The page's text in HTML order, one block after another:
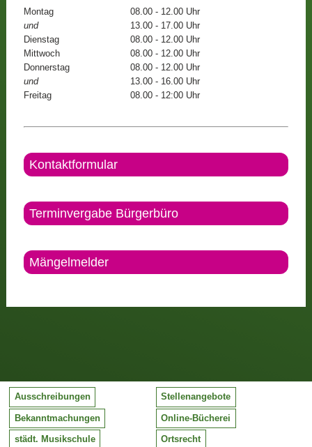
Montag
08.00 - 12.00 Uhr
und
13.00 - 17.00 Uhr
Dienstag
08.00 - 12.00 Uhr
Mittwoch
08.00 - 12.00 Uhr
Donnerstag
08.00 - 12.00 Uhr
und
13.00 - 16.00 Uhr
Freitag
08.00 - 12:00 Uhr
Kontaktformular
Terminvergabe Bürgerbüro
Mängelmelder
Ausschreibungen Stellenangebote
Bekanntmachungen Online-Bücherei
städt. Musikschule Ortsrecht